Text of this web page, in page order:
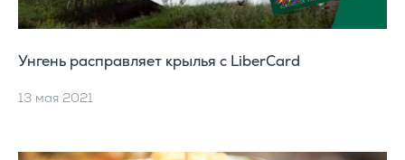
Унгень расправляет крылья с LiberCard
13 мая 2021